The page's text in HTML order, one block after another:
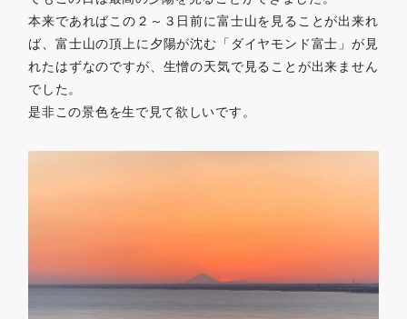
本来であればこの２～３日前に富士山を見ることが出来れ
ば、富士山の頂上に夕陽が沈む「ダイヤモンド富士」が見
れたはずなのですが、生憎の天気で見ることが出来ません
でした。
是非この景色を生で見て欲しいです。